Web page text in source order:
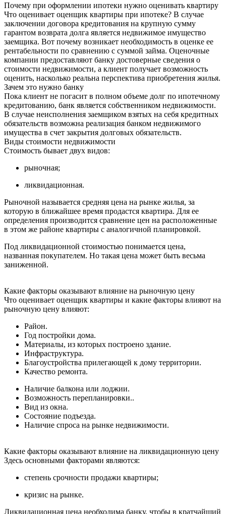
Почему при оформлении ипотеки нужно оценивать квартиру
Что оценивает оценщик квартиры при ипотеке? В случае
заключении договора кредитования на крупную сумму
гарантом возврата долга является недвижимое имущество
заемщика. Вот почему возникает необходимость в оценке ее
рентабельности по сравнению с суммой займа. Оценочные
компании предоставляют банку достоверные сведения о
стоимости недвижимости, а клиент получает возможность
оценить, насколько реальна перспектива приобретения жилья.
Зачем это нужно банку
Пока клиент не погасит в полном объеме долг по ипотечному
кредитованию, банк является собственником недвижимости.
В случае неисполнения заемщиком взятых на себя кредитных
обязательств возможна реализация банком недвижимого
имущества в счет закрытия долговых обязательств.
Виды стоимости недвижимости
Стоимость бывает двух видов:
рыночная;
ликвидационная.
Рыночной называется средняя цена на рынке жилья, за
которую в ближайшее время продастся квартира. Для ее
определения производится сравнение цен на расположенные
в этом же районе квартиры с аналогичной планировкой.
Под ликвидационной стоимостью понимается цена,
названная покупателем. Но такая цена может быть весьма
заниженной.
Какие факторы оказывают влияние на рыночную цену
Что оценивает оценщик квартиры и какие факторы влияют на
рыночную цену влияют:
Район.
Год постройки дома.
Материалы, из которых построено здание.
Инфраструктура.
Благоустройства прилегающей к дому территории.
Качество ремонта.
Наличие балкона или лоджии.
Возможность перепланировки..
Вид из окна.
Состояние подъезда.
Наличие спроса на рынке недвижимости.
Какие факторы оказывают влияние на ликвидационную цену
Здесь основными факторами являются:
степень срочности продажи квартиры;
кризис на рынке.
Ликвидационная цена необходима банку, чтобы в кратчайший